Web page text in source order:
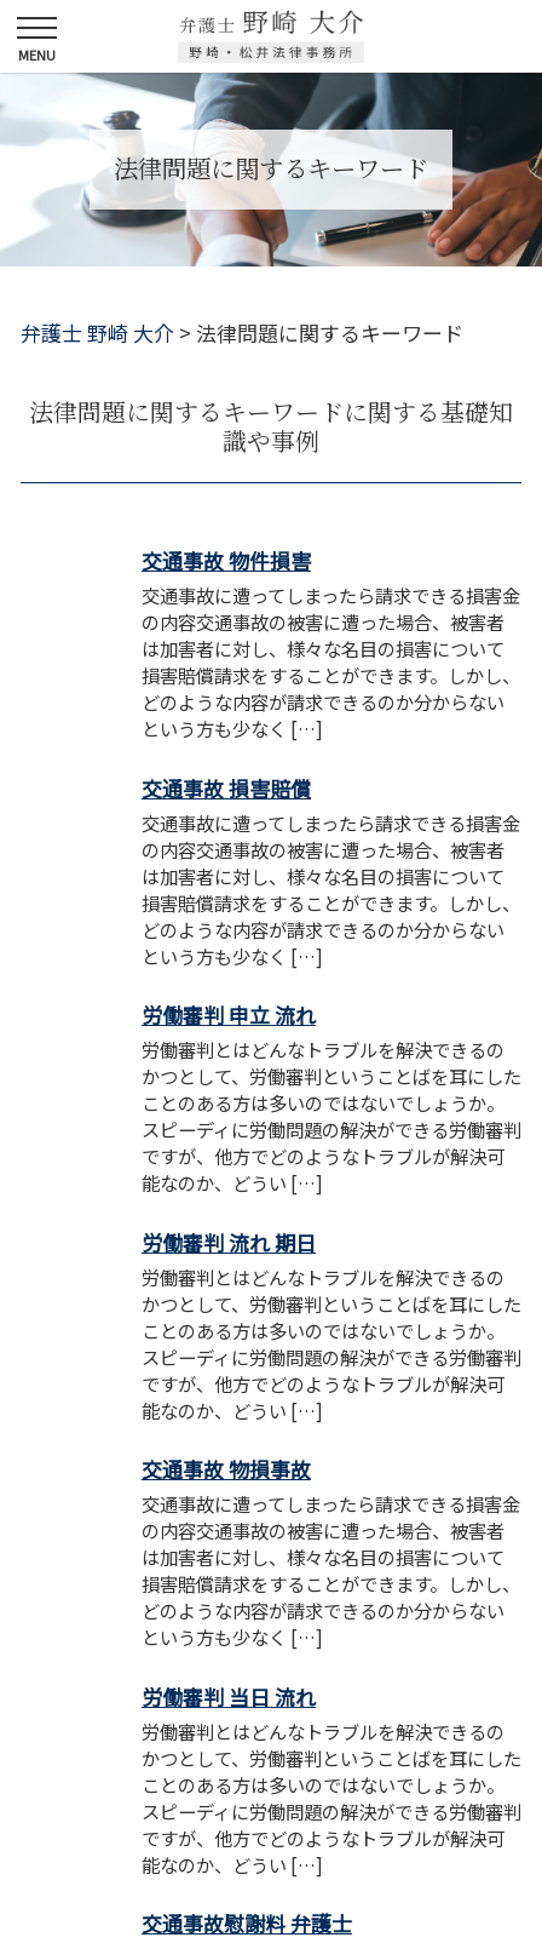
法律問題に関するキーワード
弁護士 野崎 大介 > 法律問題に関するキーワード
法律問題に関するキーワードに関する基礎知
識や事例
交通事故 物件損害
交通事故に遭ってしまったら請求できる損害金
の内容交通事故の被害に遭った場合、被害者
は加害者に対し、様々な名目の損害について
損害賠償請求をすることができます。しかし、
どのような内容が請求できるのか分からない
という方も少なく […]
交通事故 損害賠償
交通事故に遭ってしまったら請求できる損害金
の内容交通事故の被害に遭った場合、被害者
は加害者に対し、様々な名目の損害について
損害賠償請求をすることができます。しかし、
どのような内容が請求できるのか分からない
という方も少なく […]
労働審判 申立 流れ
労働審判とはどんなトラブルを解決できるの
かつとして、労働審判ということばを耳にした
ことのある方は多いのではないでしょうか。
スピーディに労働問題の解決ができる労働審判
ですが、他方でどのようなトラブルが解決可
能なのか、どうい […]
労働審判 流れ 期日
労働審判とはどんなトラブルを解決できるの
かつとして、労働審判ということばを耳にした
ことのある方は多いのではないでしょうか。
スピーディに労働問題の解決ができる労働審判
ですが、他方でどのようなトラブルが解決可
能なのか、どうい […]
交通事故 物損事故
交通事故に遭ってしまったら請求できる損害金
の内容交通事故の被害に遭った場合、被害者
は加害者に対し、様々な名目の損害について
損害賠償請求をすることができます。しかし、
どのような内容が請求できるのか分からない
という方も少なく […]
労働審判 当日 流れ
労働審判とはどんなトラブルを解決できるの
かつとして、労働審判ということばを耳にした
ことのある方は多いのではないでしょうか。
スピーディに労働問題の解決ができる労働審判
ですが、他方でどのようなトラブルが解決可
能なのか、どうい […]
交通事故慰謝料 弁護士